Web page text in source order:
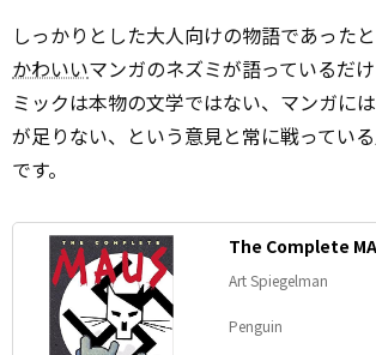
しっかりとした大人向けの物語であったと
かわいいマンガのネズミが語っているだ
ミックは本物の文学ではない、マンガに
が足りない、という意見と常に戦ってい
です。
The Complete
Art Spiegelman
Penguin